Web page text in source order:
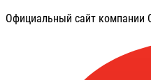
Официальный сайт компании